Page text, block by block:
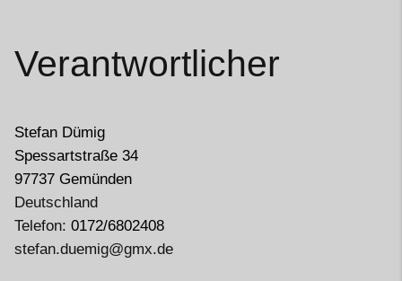
Verantwortlicher
Stefan Dümig
Spessartstraße 34
97737 Gemünden
Deutschland
Telefon: 0172/6802408
stefan.duemig@gmx.de